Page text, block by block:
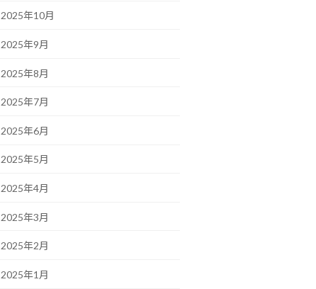
2025年10月
2025年9月
2025年8月
2025年7月
2025年6月
2025年5月
2025年4月
2025年3月
2025年2月
2025年1月